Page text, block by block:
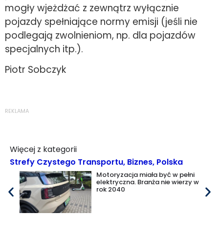
mogły wjeżdżać z zewnątrz wyłącznie
pojazdy spełniające normy emisji (jeśli nie
podlegają zwolnieniom, np. dla pojazdów
specjalnych itp.).
Piotr Sobczyk
REKLAMA
Więcej z kategorii
Strefy Czystego Transportu, Biznes, Polska
Motoryzacja miała być w pełni
elektryczna. Branża nie wierzy w
rok 2040